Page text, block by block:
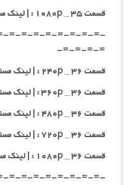
قسمت ۳۵ _ ۱۰۸۰p : | لینک مستقیم | دوبله فارسی
=-=-=-=-=-=-=-=-
=-=-=-=-
قسمت ۳۶ _ ۲۴۰p : | لینک مستقیم |دوبله فارسی
قسمت ۳۶ _ ۳۶۰p : | لینک مستقیم |دوبله فارسی
قسمت ۳۶ _ ۴۸۰p : | لینک مستقیم |دوبله فارسی
قسمت ۳۶ _ ۷۲۰p : | لینک مستقیم |دوبله فارسی
قسمت ۳۶ _ ۱۰۸۰p : | لینک مستقیم | دوبله فارسی
=-=-=-=-=-=-=-=-